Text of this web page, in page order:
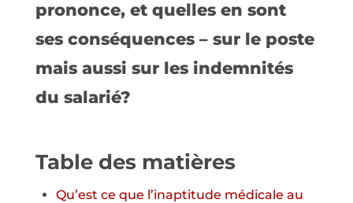
prononce, et quelles en sont
ses conséquences – sur le poste
mais aussi sur les indemnités
du salarié?
Table des matières
Qu’est ce que l’inaptitude médicale au